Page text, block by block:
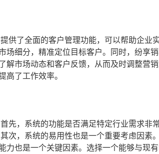
供了全面的客户管理功能，可以帮助企业
细分，精准定位目标客户。同时，纷享
市场动态和客户反馈，从而及时调整营
了工作效率。
先，系统的功能是否满足特定行业需求非
次，系统的易用性也是一个重要考虑因素
也是一个关键因素。选择一个能够与现